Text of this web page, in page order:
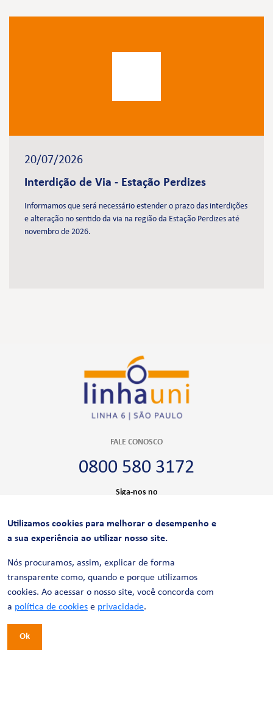
20/07/2026
Interdição de Via - Estação Perdizes
Informamos que será necessário estender o prazo das interdições
e alteração no sentido da via na região da Estação Perdizes até
novembro de 2026.
FALE CONOSCO
0800 580 3172
Siga-nos no
CERTIFICAÇÕES
Utilizamos cookies para melhorar o desempenho e
a sua experiência ao utilizar nosso site.
Nós procuramos, assim, explicar de forma
transparente como, quando e porque utilizamos
cookies. Ao acessar o nosso site, você concorda com
a política de cookies e privacidade.
Ok